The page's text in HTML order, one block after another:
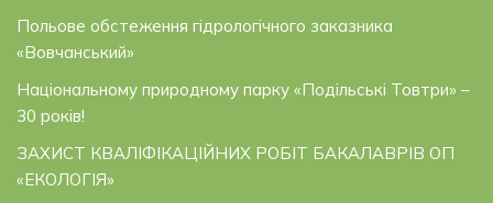
Польове обстеження гідрологічного заказника
«Вовчанський»
Національному природному парку «Подільські Товтри» –
30 років!
ЗАХИСТ КВАЛІФІКАЦІЙНИХ РОБІТ БАКАЛАВРІВ ОП
«ЕКОЛОГІЯ»